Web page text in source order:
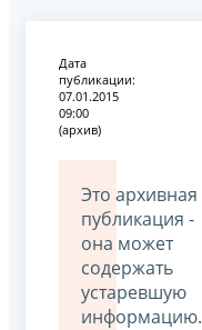
Дата
публикации:
07.01.2015
09:00
(архив)
Это архивная
публикация -
она может
содержать
устаревшую
информацию.